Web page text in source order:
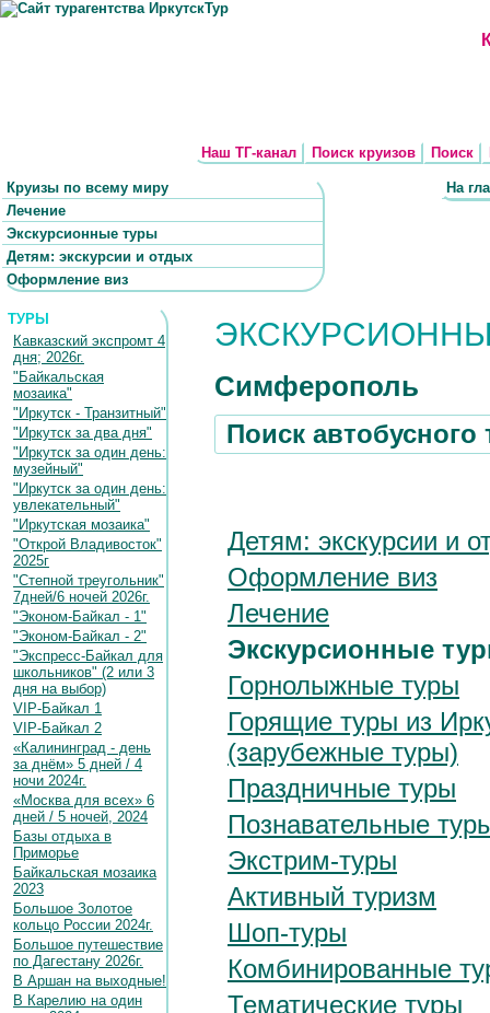
Поиск
Поиск круизов
Наш ТГ-канал
Круизы по всему миру
Лечение
Экскурсионные туры
Детям: экскурсии и отдых
Оформление виз
На
Симферополь
Поиск
Детям: экскурсии и
Оформление виз
Лечение
Экскурсионные
Горнолыжные туры
Горящие туры из
(зарубежные туры)
Праздничные туры
Познавательные
Экстрим-туры
Активный туризм
Шоп-туры
Комбинированные
Тематические туры
ТУРЫ
Кавказский экспромт 4
дня; 2026г.
"Байкальская
мозаика"
"Иркутск - Транзитный"
"Иркутск за два дня"
"Иркутск за один день:
музейный"
"Иркутск за один день:
увлекательный"
"Иркутская мозаика"
"Открой Владивосток"
2025г
"Степной треугольник"
7дней/6 ночей 2026г.
"Эконом-Байкал - 1"
"Эконом-Байкал - 2"
"Экспресс-Байкал для
школьников" (2 или 3
дня на выбор)
VIP-Байкал 1
VIP-Байкал 2
«Калининград - день
за днём» 5 дней / 4
ночи 2024г.
«Москва для всех» 6
дней / 5 ночей, 2024
Базы отдыха в
Приморье
Байкальская мозаика
2023
Большое Золотое
кольцо России 2024г.
Большое путешествие
по Дагестану 2026г.
В Аршан на выходные!
В Карелию на один